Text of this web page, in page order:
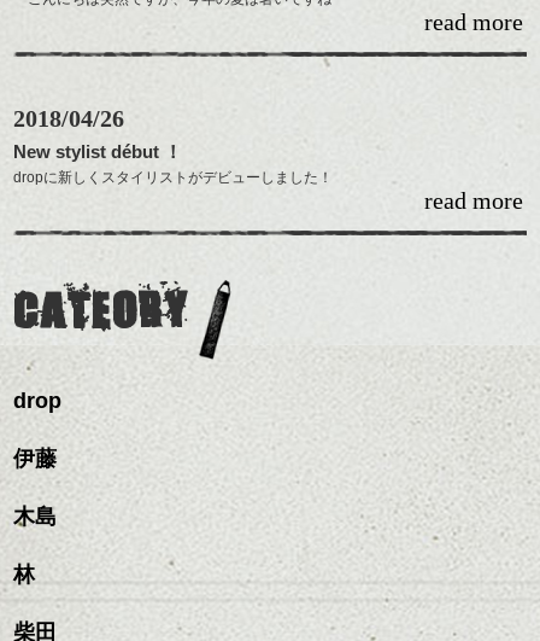
＊ローズジンジャーハーブティー [POT／２杯分] ￥７５０
各スタイリスト、お休み前後の予約は混み合いますのでお早目にお願い
WEB予約 はこちらからどうぞ！
dropの人気ドリンクのオリジナルハーブティー
HERB TEA SPARKLING が誕生しました！
ハーブティーの自然な甘さに炭酸がこの暑さを
忘れさせてくれる一品。
read more
2018/04/26
New stylist début ！
dropに新しくスタイリストがデビューしました！
知ってる方も多いと思いますが、須田 かすみと申します。read more
CATEORY
drop
伊藤
木島
林
柴田